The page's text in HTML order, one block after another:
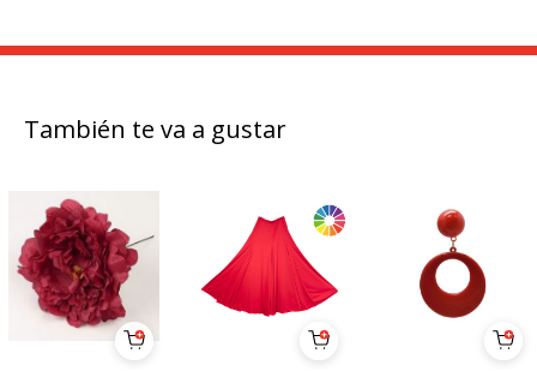
También te va a gustar